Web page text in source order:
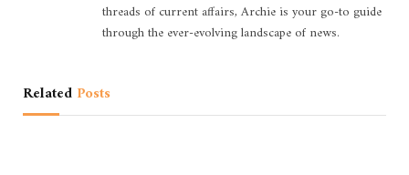
threads of current affairs, Archie is your go-to guide
through the ever-evolving landscape of news.
Related Posts